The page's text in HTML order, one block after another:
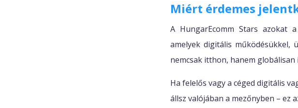
Miért érdemes
A HungarEcomm Stars azokat
amelyek digitális működésükkel,
nemcsak itthon, hanem globálisan
Ha felelős vagy a céged digitális
állsz valójában a mezőnyben – ez